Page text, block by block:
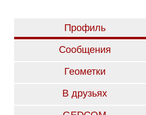
Профиль
Сообщения
Геометки
В друзьях